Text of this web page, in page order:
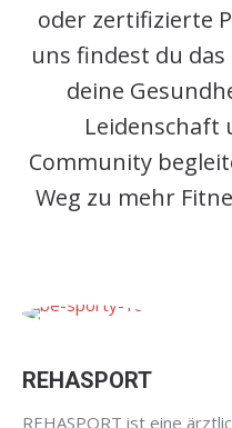
oder zertifizierte
uns findest du
deine
Leidenschaft
Community
Weg zu mehr
REHASPORT
REHASPORT ist eine